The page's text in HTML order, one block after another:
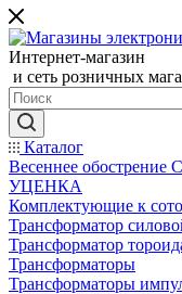
Интернет-магазин
и сеть розничных
Каталог
Весеннее обострение
УЦЕНКА
Комплектующие к
Трансформатор
Трансформатор
Трансформаторы
Трансформаторы